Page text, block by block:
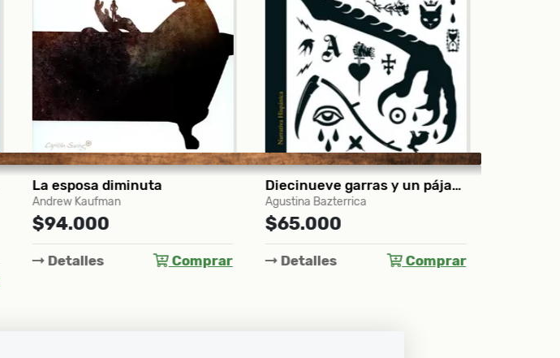
La esposa diminuta
Andrew Kaufman
$94.000
Detalles Comprar
Diecinueve garras y un pájaro oscuro
Agustina Bazterrica
$65.000
Detalles Comprar